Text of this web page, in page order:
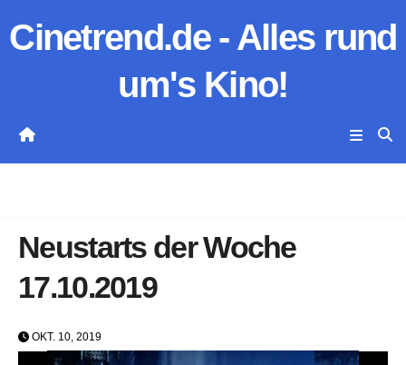
Inhalt
Cinetrend.de - Alles rund
um's Kino!
Neustarts der Woche
17.10.2019
OKT. 10, 2019